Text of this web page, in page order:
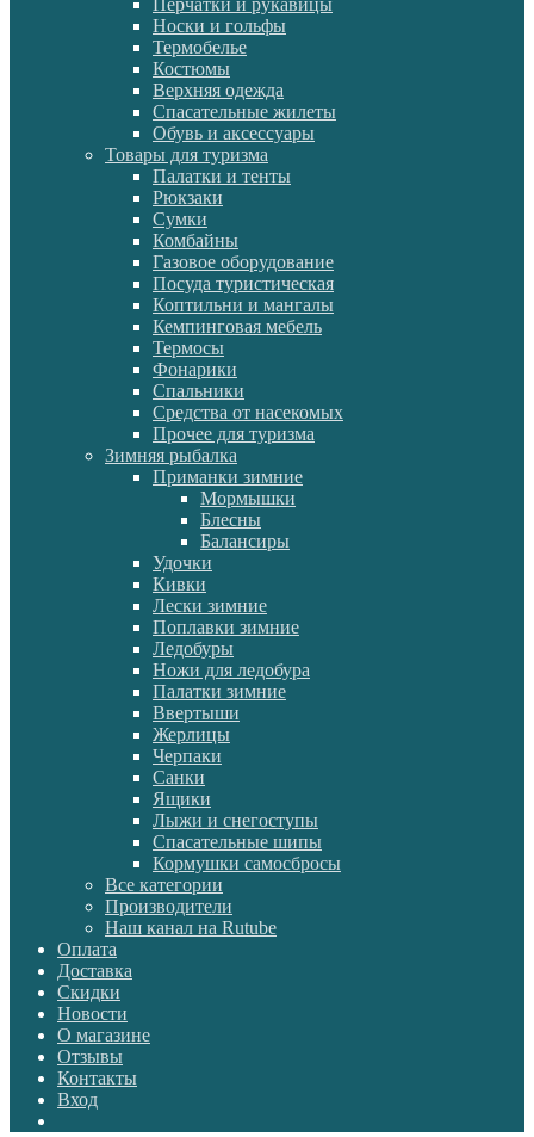
Перчатки и рукавицы
Носки и гольфы
Термобелье
Костюмы
Верхняя одежда
Спасательные жилеты
Обувь и аксессуары
Товары для туризма
Палатки и тенты
Рюкзаки
Сумки
Комбайны
Газовое оборудование
Посуда туристическая
Коптильни и мангалы
Кемпинговая мебель
Термосы
Фонарики
Спальники
Средства от насекомых
Прочее для туризма
Зимняя рыбалка
Приманки зимние
Мормышки
Блесны
Балансиры
Удочки
Кивки
Лески зимние
Поплавки зимние
Ледобуры
Ножи для ледобура
Палатки зимние
Ввертыши
Жерлицы
Черпаки
Санки
Ящики
Лыжи и снегоступы
Спасательные шипы
Кормушки самосбросы
Все категории
Производители
Наш канал на Rutube
Оплата
Доставка
Скидки
Новости
О магазине
Отзывы
Контакты
Вход